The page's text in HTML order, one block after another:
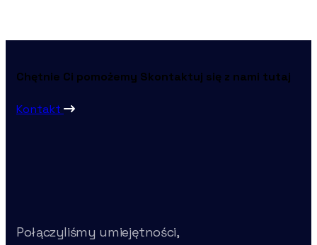
Chętnie Ci pomożemy Skontaktuj się z nami tutaj
Kontakt
Połączyliśmy umiejętności,